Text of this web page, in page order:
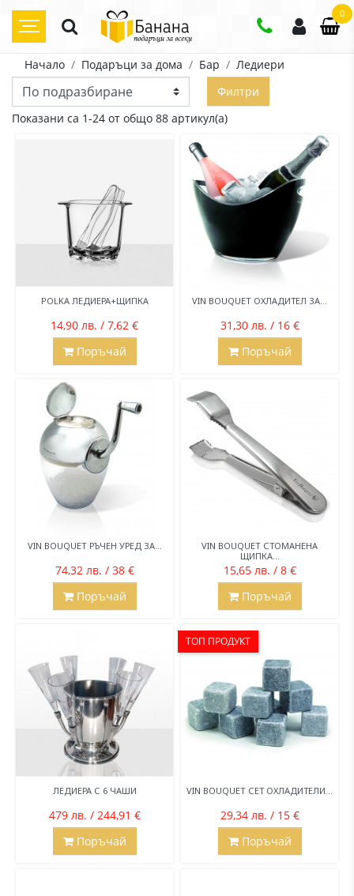
0
Начало Подаръци за дома Бар
Ледиери
Филтри
Показани са 1-24 от общо 88 артикул(а)
POLKA ЛЕДИЕРА+ЩИПКА
14,90 лв. / 7,62 €
Поръчай
VIN BOUQUET ОХЛАДИТЕЛ ЗА...
31,30 лв. / 16 €
Поръчай
VIN BOUQUET РЪЧЕН УРЕД ЗА...
74,32 лв. / 38 €
Поръчай
VIN BOUQUET СТОМАНЕНА
ЩИПКА...
15,65 лв. / 8 €
Поръчай
ЛЕДИЕРА С 6 ЧАШИ
479 лв. / 244,91 €
Поръчай
VIN BOUQUET СЕТ ОХЛАДИТЕЛИ...
29,34 лв. / 15 €
ТОП ПРОДУКТ
Поръчай